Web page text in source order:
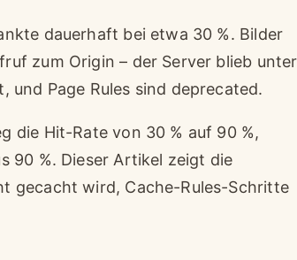
dauerhaft bei etwa 30 %. Bilder
zum Origin – der Server blieb unter
und Page Rules sind deprecated.
die Hit-Rate von 30 % auf 90 %,
90 %. Dieser Artikel zeigt die
gecacht wird, Cache-Rules-Schritte